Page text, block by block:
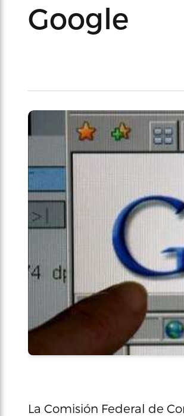
Google
La Comisión Federal de